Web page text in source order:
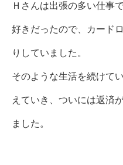
Ｈさんは出張の多い仕事
好きだったので、カード
りしていました。
そのような生活を続けて
えていき、ついには返済
ました。